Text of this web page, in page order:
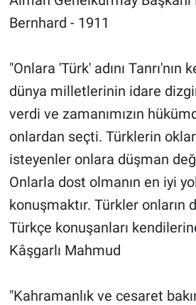
Bernhard - 1911
"Onlara 'Türk' adını Tanrı'nın
dünya milletlerinin idare
verdi ve zamanımızın
onlardan seçti. Türklerin
isteyenler onlara düşman
Onlarla dost olmanın en iyi
konuşmaktır. Türkler onların
Türkçe konuşanları
Kâşgarlı Mahmud
"Kahramanlık ve cesaret